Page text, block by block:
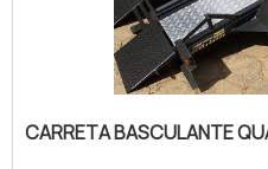
necessário
componentes estão fun.
CARRETA BASCULANTE